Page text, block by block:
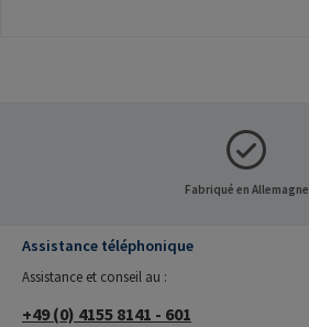
Fabriqué en Allemagne
Assistance téléphonique
Assistance et conseil au :
+49 (0) 4155 8141 - 601